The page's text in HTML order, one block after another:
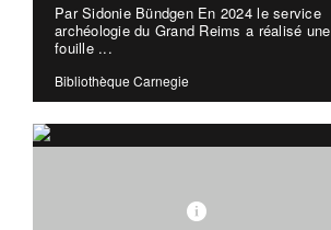
Par Sidonie Bündgen En 2024 le service
archéologie du Grand Reims a réalisé une
fouille ...
Bibliothèque Carnegie